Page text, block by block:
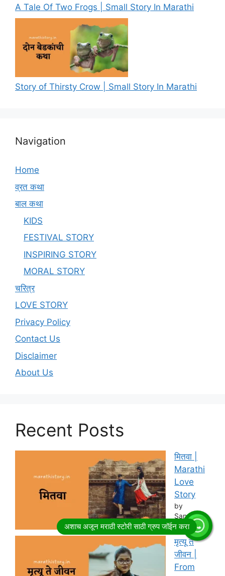
A Tale Of Two Frogs | Small Story In Marathi
Story of Thirsty Crow | Small Story In Marathi
Navigation
Home
व्रत कथा
बाल कथा
KIDS
FESTIVAL STORY
INSPIRING STORY
MORAL STORY
चरित्र
LOVE STORY
Privacy Policy
Contact Us
Disclaimer
About Us
Recent Posts
मितवा |
Marathi
Love
Story
by
Sangeeta
Burud
मृत्यू ते
जीवन |
From